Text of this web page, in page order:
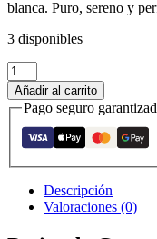
blanca. Puro, sereno y
3 disponibles
Patito
de
Goma
Glitter
Angel
cantidad
Añadir al carrito
Pago seguro
Descripción
Valoraciones (0)